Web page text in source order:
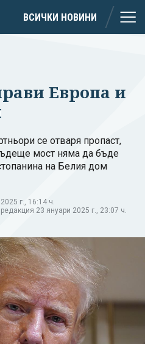
ВСИЧКИ НОВИНИ
Европа и
се отваря пропаст,
мост няма да бъде
на Белия дом
г., 16:14 ч.
23 януари 2025 г., 23:07 ч.